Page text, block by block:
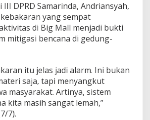
DPRD Samarinda, Andriansyah,
yang sempat
di Big Mall menjadi bukti
mitigasi bencana di gedung-
itu jelas jadi alarm. Ini bukan
saja, tapi menyangkut
masyarakat. Artinya, sistem
kita masih sangat lemah,”
7).